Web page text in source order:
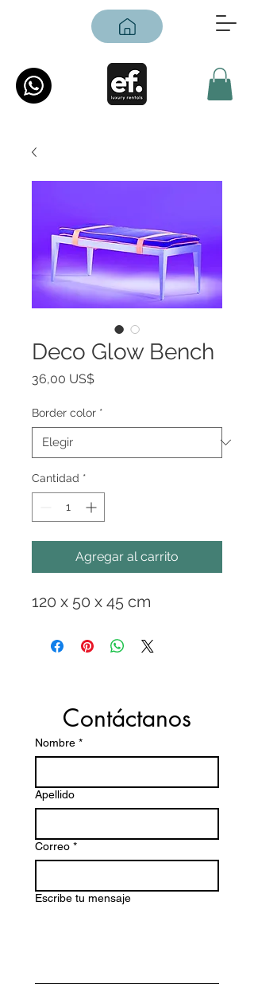
Deco Glow Bench
36,00 US$Precio
Border color *
Cantidad *
Agregar al carrito
120 x 50 x 45 cm
Contáctanos
Nombre *
Apellido
Correo *
Escribe tu mensaje